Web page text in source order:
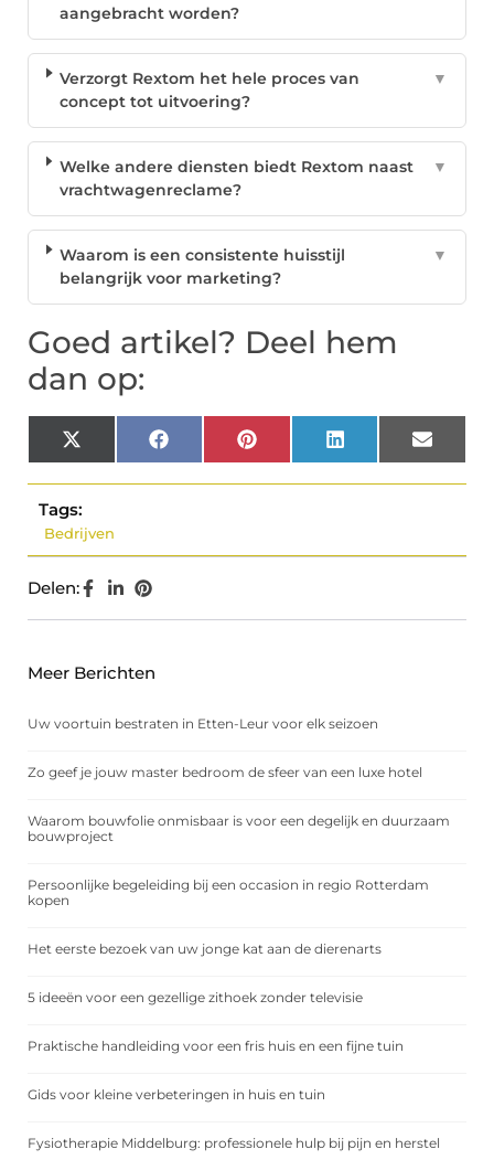
aangebracht worden?
Verzorgt Rextom het hele proces van
concept tot uitvoering?
▼
Welke andere diensten biedt Rextom naast
vrachtwagenreclame?
▼
Waarom is een consistente huisstijl
belangrijk voor marketing?
▼
Goed artikel? Deel hem
dan op:
X
(Twitter)
Facebook Pinterest LinkedIn Email
Tags:
Bedrijven
Delen:
Meer Berichten
Uw voortuin bestraten in Etten-Leur voor elk seizoen
Zo geef je jouw master bedroom de sfeer van een luxe hotel
Waarom bouwfolie onmisbaar is voor een degelijk en duurzaam
bouwproject
Persoonlijke begeleiding bij een occasion in regio Rotterdam
kopen
Het eerste bezoek van uw jonge kat aan de dierenarts
5 ideeën voor een gezellige zithoek zonder televisie
Praktische handleiding voor een fris huis en een fijne tuin
Gids voor kleine verbeteringen in huis en tuin
Fysiotherapie Middelburg: professionele hulp bij pijn en herstel